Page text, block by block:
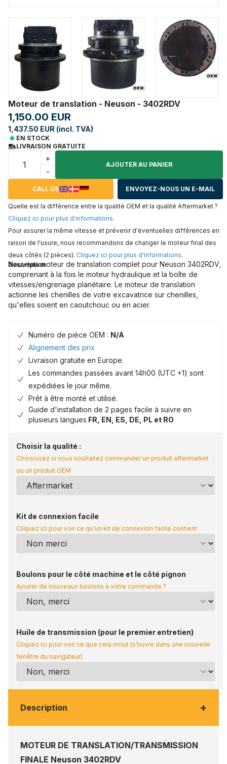
Moteur de translation - Neuson - 3402RDV
1,150.00 EUR
1,437.50 EUR (incl. TVA)
EN STOCK
LIVRAISON GRATUITE
+
-
AJOUTER AU PANIER
CALL US ENVOYEZ-NOUS UN E-MAIL
Quelle est la différence entre la qualité OEM et la qualité Aftermarket ?
Cliquez ici pour plus d'informations.
Pour assurer la même vitesse et prévenir d'éventuelles différences en
raison de l'usure, nous recommandons de changer le moteur final des
deux côtés (2 pièces). Cliquez ici pour plus d'informations.
Description
Nouveau moteur de translation complet pour Neuson 3402RDV,
comprenant à la fois le moteur hydraulique et la boîte de
vitesses/engrenage planétaire. Le moteur de translation
actionne les chenilles de votre excavatrice sur chenilles,
qu'elles soient en caoutchouc ou en acier.
Numéro de pièce OEM : N/A
Alignement des prix
Livraison gratuite en Europe.
Les commandes passées avant 14h00 (UTC +1) sont
expédiées le jour même.
Prêt à être monté et utilisé.
Guide d'installation de 2 pages facile à suivre en
plusieurs langues FR, EN, ES, DE, PL et RO
Choisir la qualité :
Choisissez si vous souhaitez commander un produit aftermarket
ou un produit OEM
Kit de connexion facile
Cliquez ici pour voir ce qu'un kit de connexion facile contient
Boulons pour le côté machine et le côté pignon
Ajouter de nouveaux boulons à votre commande ?
Huile de transmission (pour le premier entretien)
Cliquez ici pour voir ce que cela inclut (s’ouvre dans une nouvelle
fenêtre du navigateur)
Description +
MOTEUR DE TRANSLATION/TRANSMISSION
FINALE Neuson 3402RDV